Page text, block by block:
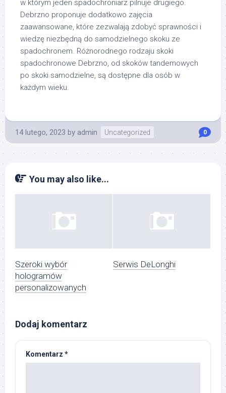
w którym jeden spadochroniarz pilnuje drugiego.
Debrzno proponuje dodatkowo zajęcia
zaawansowane, które zezwalają zdobyć sprawności i
wiedzę niezbędną do samodzielnego skoku ze
spadochronem. Różnorodnego rodzaju skoki
spadochronowe Debrzno, od skoków tandemowych
po skoki samodzielne, są dostępne dla osób w
każdym wieku.
14 lutego, 2023 by admin Uncategorized 0
You may also like...
Szeroki wybór
hologramów
personalizowanych
Serwis DeLonghi
Dodaj komentarz
Komentarz *